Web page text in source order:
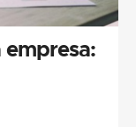
empresa: